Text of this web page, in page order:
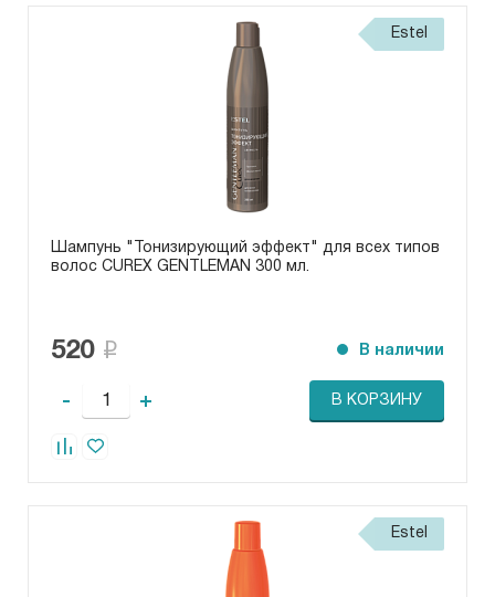
Estel
Шампунь "Тонизирующий эффект" для всех типов
волос CUREX GENTLEMAN 300 мл.
520 В наличии
- + В КОРЗИНУ
Estel